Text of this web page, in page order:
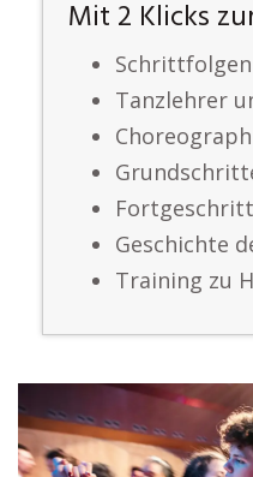
Mit 2 Klicks
Tanzlehrer
Geschichte
Training zu